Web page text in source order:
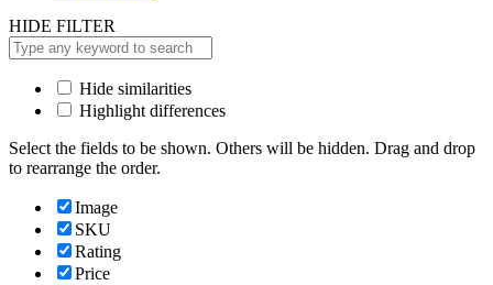
HIDE FILTER
Hide similarities
Highlight differences
Select the fields to be shown. Others will be hidden. Drag and drop
to rearrange the order.
Image
SKU
Rating
Price